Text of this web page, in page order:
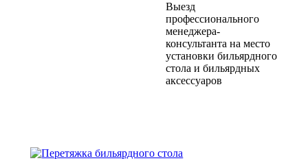
Выезд
профессионального
менеджера-
консультанта на место
установки бильярдного
стола и бильярдных
аксессуаров